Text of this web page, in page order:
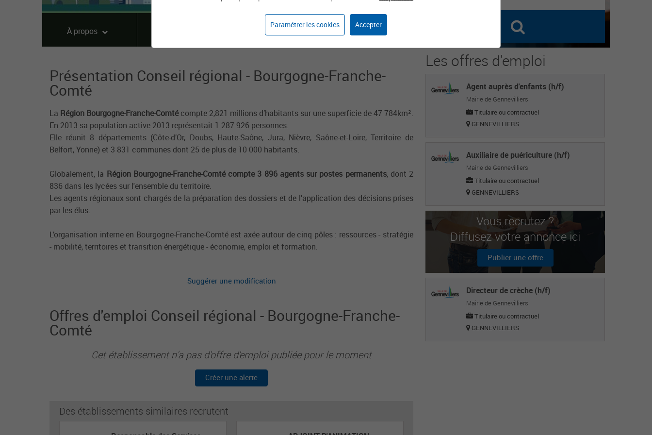
Paramétrer les cookies Accepter
À propos 20
Agents sur weka.jobs
Présentation Conseil régional - Bourgogne-Franche-
Comté
La Région Bourgogne-Franche-Comtécompte 2,821 millions d’habitants sur une superficie de 47 784km².
En 2013 sa population active 2013 représentait 1 287 926 personnes.
Elle réunit 8 départements (Côte-d’Or, Doubs, Haute-Saône, Jura, Nièvre, Saône-et-Loire, Territoire de
Belfort, Yonne) et 3 831 communes dont 25 de plus de 10 000 habitants.
Globalement, la Région Bourgogne-Franche-Comté compte 3 896 agents sur postes permanents, dont 2
836 dans les lycées sur l'ensemble du territoire.
Les agents régionaux sont chargés de la préparation des dossiers et de l’application des décisions prises
par les élus.
L’organisation interne en Bourgogne-Franche-Comté est axée autour de cinq pôles : ressources - stratégie
- mobilité, territoires et transition énergétique - économie, emploi et formation.
Suggérer une modification
Offres d'emploi Conseil régional - Bourgogne-Franche-
Comté
Cet établissement n'a pas d'offre d'emploi publiée pour le moment
Créer une alerte
Des établissements similaires recrutent
Les offres d'emploi
Agent auprès d'enfants (h/f)
Mairie de Gennevilliers
Titulaire ou contractuel
GENNEVILLIERS
Auxiliaire de puériculture (h/f)
Mairie de Gennevilliers
Titulaire ou contractuel
GENNEVILLIERS
Vous recrutez ?
Diffusez votre annonce ici
Publier une offre
Directeur de crèche (h/f)
Mairie de Gennevilliers
Titulaire ou contractuel
GENNEVILLIERS